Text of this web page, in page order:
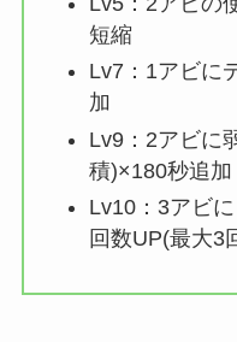
短縮
Lv7：1アビに
加
Lv9：2アビに
積)×180秒追加
Lv10：3アビ
回数UP(最大3